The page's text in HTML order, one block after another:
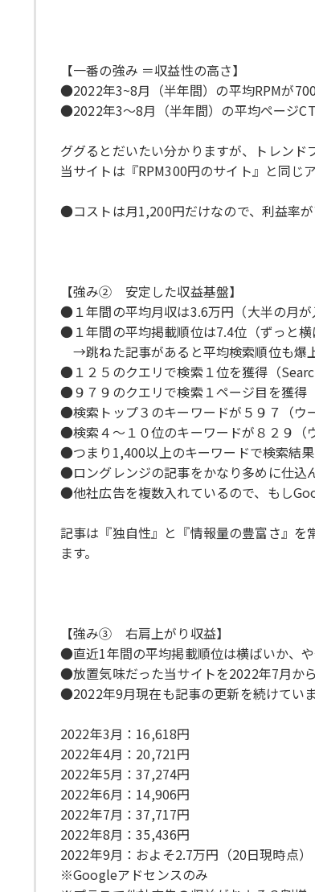
【一番の強み ＝収益性の高さ】
●2022年3~8月（半年間）の平均RPMが
●2022年3～8月（半年間）の平均ページ
ググるとだいたい分かりますが、トレンド
当サイトは『RPM300円のサイト』と同じ
●コストは月1,200円だけなので、利益率が
【強み② 安定した収益基盤】
●１年間の平均月収は3.6万円（大半の月が
●１年間の平均掲載順位は7.4位（ずっと横
→跳ねた記事があると平均検索順位も爆
●１２５のクエリで検索１位を獲得（
●９７９のクエリで検索１ページ目を獲得
●検索トップ３のキーワードが５９７（ウ
●検索４～１０位のキーワードが８２９（
●つまり1,400以上のキーワードで検索結
●ロングレンジの記事をかなり多めに仕込
●他社広告を複数入れているので、もし
記事は『独自性』と『情報量の豊富さ』
ます。
【強み③ 右肩上がり収益】
●直近1年間の平均掲載順位は横ばいか、
●放置気味だった当サイトを2022年7月か
●2022年9月現在も記事の更新を続けてい
2022年3月：16,618円
2022年4月：20,721円
2022年5月：37,274円
2022年6月：14,906円
2022年7月：37,717円
2022年8月：35,436円
2022年9月：およそ2.7万円（20日現時点）
※Googleアドセンスのみ